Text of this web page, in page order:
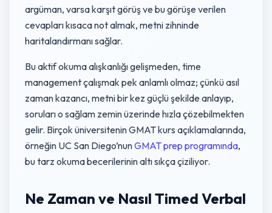
argüman, varsa karşıt görüş ve bu görüşe verilen
cevapları kısaca not almak, metni zihninde
haritalandırmanı sağlar.
Bu aktif okuma alışkanlığı gelişmeden, time
management çalışmak pek anlamlı olmaz; çünkü asıl
zaman kazancı, metni bir kez güçlü şekilde anlayıp,
soruları o sağlam zemin üzerinde hızla çözebilmekten
gelir. Birçok üniversitenin GMAT kurs açıklamalarında,
örneğin UC San Diego’nunGMAT prep programında,
bu tarz okuma becerilerinin altı sıkça çiziliyor.
Ne Zaman ve Nasıl Timed Verbal